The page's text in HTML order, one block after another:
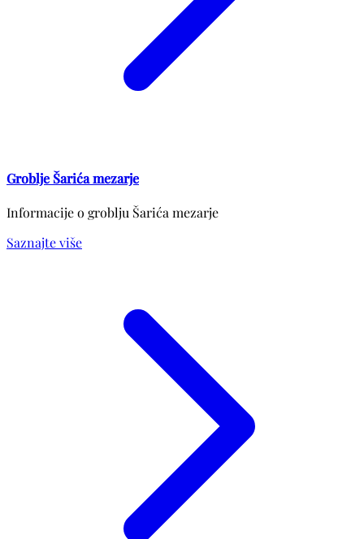
Groblje Šarića mezarje
Informacije o groblju Šarića mezarje
Saznajte više